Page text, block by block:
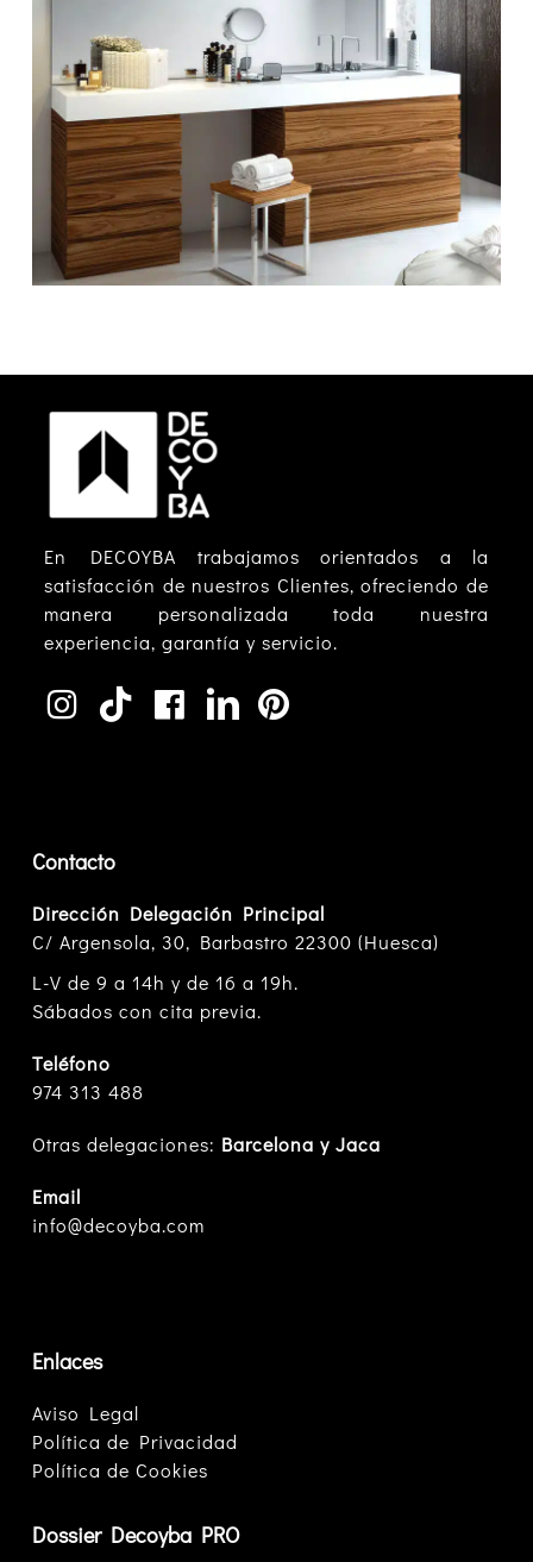
En DECOYBA trabajamos orientados a la
satisfacción de nuestros Clientes, ofreciendo de
manera personalizada toda nuestra
experiencia, garantía y servicio.
Contacto
Dirección Delegación Principal
C/ Argensola, 30, Barbastro 22300 (Huesca)
L-V de 9 a 14h y de 16 a 19h.
Sábados con cita previa.
Teléfono
974 313 488
Otras delegaciones: Barcelona y Jaca
Email
info@decoyba.com
Enlaces
Aviso Legal
Política de Privacidad
Política de Cookies
Dossier Decoyba PRO